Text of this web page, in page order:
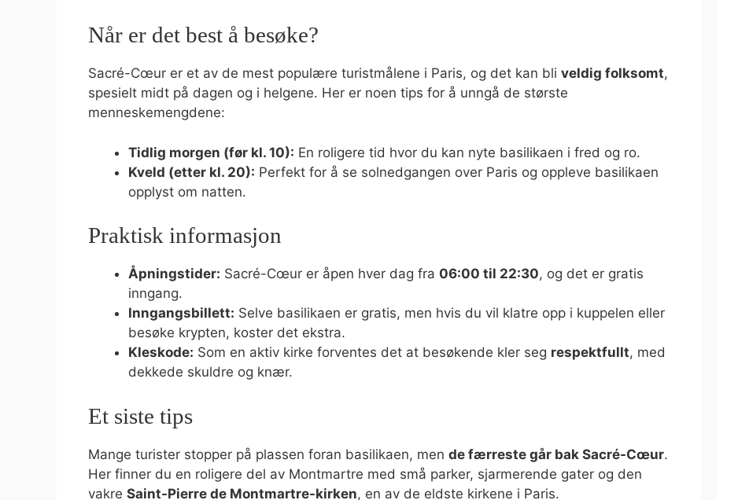
Når er det best å besøke?
Sacré-Cœur er et av de mest populære turistmålene i Paris, og det kan bli veldig folksomt,
spesielt midt på dagen og i helgene. Her er noen tips for å unngå de største
menneskemengdene:
Tidlig morgen (før kl. 10): En roligere tid hvor du kan nyte basilikaen i fred og ro.
Kveld (etter kl. 20): Perfekt for å se solnedgangen over Paris og oppleve basilikaen
opplyst om natten.
Praktisk informasjon
Åpningstider: Sacré-Cœur er åpen hver dag fra 06:00 til 22:30, og det er gratis
inngang.
Inngangsbillett: Selve basilikaen er gratis, men hvis du vil klatre opp i kuppelen eller
besøke krypten, koster det ekstra.
Kleskode: Som en aktiv kirke forventes det at besøkende kler seg respektfullt, med
dekkede skuldre og knær.
Et siste tips
Mange turister stopper på plassen foran basilikaen, men de færreste går bak Sacré-Cœur.
Her finner du en roligere del av Montmartre med små parker, sjarmerende gater og den
vakre Saint-Pierre de Montmartre-kirken, en av de eldste kirkene i Paris.